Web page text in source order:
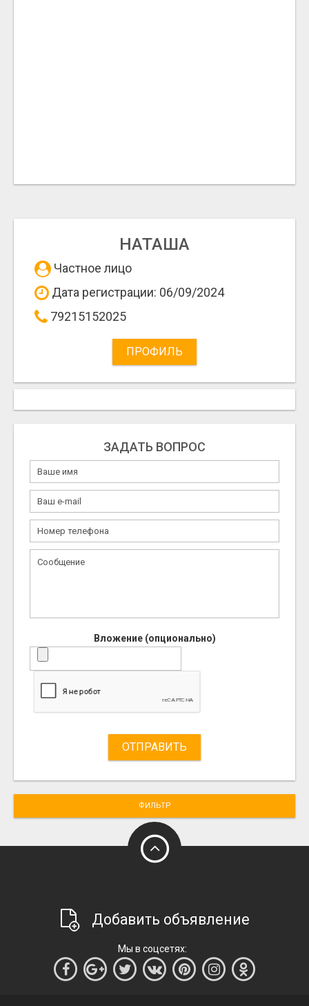
НАТАША
Частное лицо
Дата регистрации: 06/09/2024
79215152025
ПРОФИЛЬ
ЗАДАТЬ ВОПРОС
Вложение (опционально)
ОТПРАВИТЬ
ФИЛЬТР
Добавить объявление
Мы в соцсетях: